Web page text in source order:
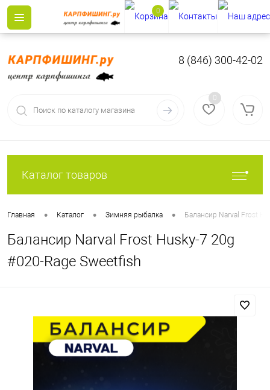
8 (846) 300-42-02
0
Каталог товаров
Главная • Каталог • Зимняя рыбалка • Балансир Narval Frost
Балансир Narval Frost Husky-7 20g
#020-Rage Sweetfish
0